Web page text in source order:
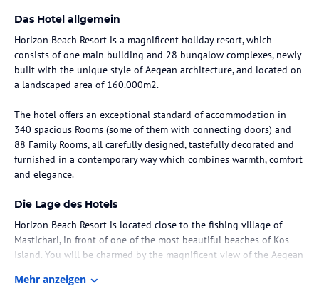
Das Hotel allgemein
Horizon Beach Resort is a magnificent holiday resort, which
consists of one main building and 28 bungalow complexes, newly
built with the unique style of Aegean architecture, and located on
a landscaped area of 160.000m2.
The hotel offers an exceptional standard of accommodation in
340 spacious Rooms (some of them with connecting doors) and
88 Family Rooms, all carefully designed, tastefully decorated and
furnished in a contemporary way which combines warmth, comfort
and elegance.
Die Lage des Hotels
Horizon Beach Resort is located close to the fishing village of
Mastichari, in front of one of the most beautiful beaches of Kos
Island. You will be charmed by the magnificent view of the Aegean
magic beauty of the sunset. The landscape and our deluxe
Mehr anzeigen